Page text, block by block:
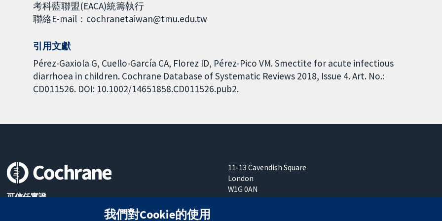
考科藍聯盟(EACA)統籌執行
聯絡E-mail：cochranetaiwan@tmu.edu.tw
引用文獻
Pérez-Gaxiola G, Cuello-García CA, Florez ID, Pérez-Pico VM. Smectite for acute infectious
diarrhoea in children. Cochrane Database of Systematic Reviews 2018, Issue 4. Art. No.:
CD011526. DOI: 10.1002/14651858.CD011526.pub2.
可信任實證
11-13 Cavendish Square
London
W1G 0AN
United Kingdom
我們對Cookie的使用